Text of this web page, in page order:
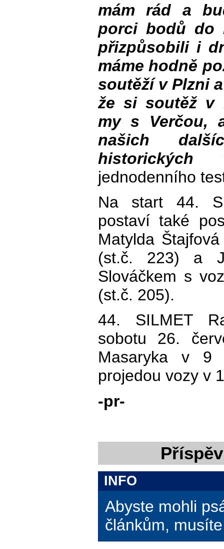
mám rád a
porci bodů do
přizpůsobili i
máme hodně
soutěží v Plzni
že si soutěž v
my s Verčou,
našich
historických
jednodenního
Na start 44.
postaví také
Matylda
(st.č. 223) a
Slováčkem s
(st.č. 205).
44. SILMET
sobotu 26.
Masaryka v 9
projedou vozy v
-pr-
INFO
Abyste mohli
článkům,